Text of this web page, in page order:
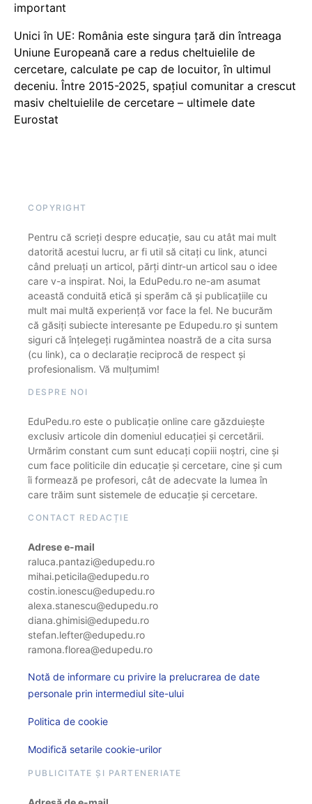
important
Unici în UE: România este singura țară din întreaga
Uniune Europeană care a redus cheltuielile de
cercetare, calculate pe cap de locuitor, în ultimul
deceniu. Între 2015-2025, spațiul comunitar a crescut
masiv cheltuielile de cercetare – ultimele date
Eurostat
COPYRIGHT
Pentru că scrieți despre educație, sau cu atât mai mult
datorită acestui lucru, ar fi util să citați cu link, atunci
când preluați un articol, părți dintr-un articol sau o idee
care v-a inspirat. Noi, la EduPedu.ro ne-am asumat
această conduită etică și sperăm că și publicațiile cu
mult mai multă experiență vor face la fel. Ne bucurăm
că găsiți subiecte interesante pe Edupedu.ro și suntem
siguri că înțelegeți rugămintea noastră de a cita sursa
(cu link), ca o declarație reciprocă de respect și
profesionalism. Vă mulțumim!
DESPRE NOI
EduPedu.ro este o publicație online care găzduiește
exclusiv articole din domeniul educației și cercetării.
Urmărim constant cum sunt educați copiii noștri, cine și
cum face politicile din educație și cercetare, cine și cum
îi formează pe profesori, cât de adecvate la lumea în
care trăim sunt sistemele de educație și cercetare.
CONTACT REDACȚIE
Adrese e-mail
raluca.pantazi@edupedu.ro
mihai.peticila@edupedu.ro
costin.ionescu@edupedu.ro
alexa.stanescu@edupedu.ro
diana.ghimisi@edupedu.ro
stefan.lefter@edupedu.ro
ramona.florea@edupedu.ro
Notă de informare cu privire la prelucrarea de date
personale prin intermediul site-ului
Politica de cookie
Modifică setarile cookie-urilor
PUBLICITATE ȘI PARTENERIATE